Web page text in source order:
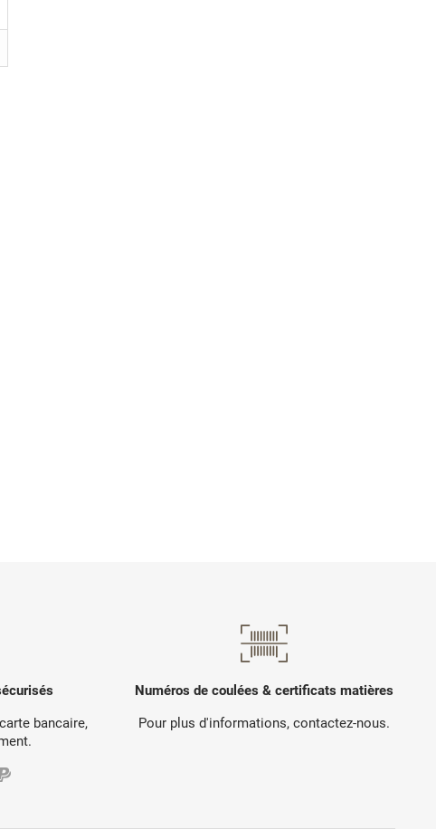
bancaire,
Numéros de coulées & certificats matières
Pour plus d'informations, contactez-nous.